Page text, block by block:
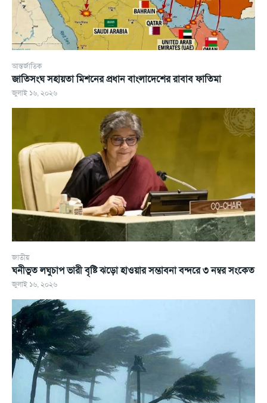
আন্তর্জাতিক
জাতিসংঘ সহায়তা মিশনের প্রধান বাংলাদেশের রাবাব ফাতিমা
জুলাই ১৬, ২০২৬
জাতীয়
ঘনীভূত লঘুচাপ ভারী বৃষ্টি ঝড়ো হাওয়ার সম্ভাবনা বন্দরে ৩ নম্বর সংকেত
জুলাই ১৬, ২০২৬